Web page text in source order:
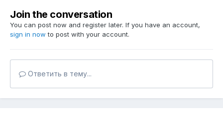
Join the conversation
You can post now and register later. If you have an account,
sign in now to post with your account.
Ответить в тему...